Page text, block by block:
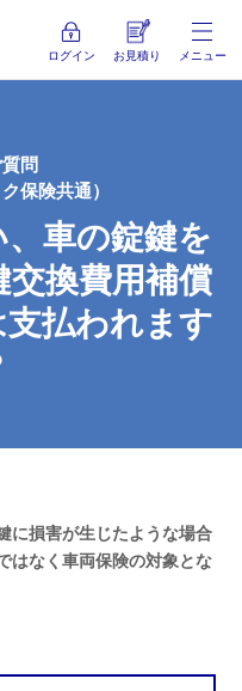
ログイン お見積り メニュー
問
保険共通）
車の錠鍵を
換費用補償
払われます
に損害が生じたような場合
はなく車両保険の対象とな